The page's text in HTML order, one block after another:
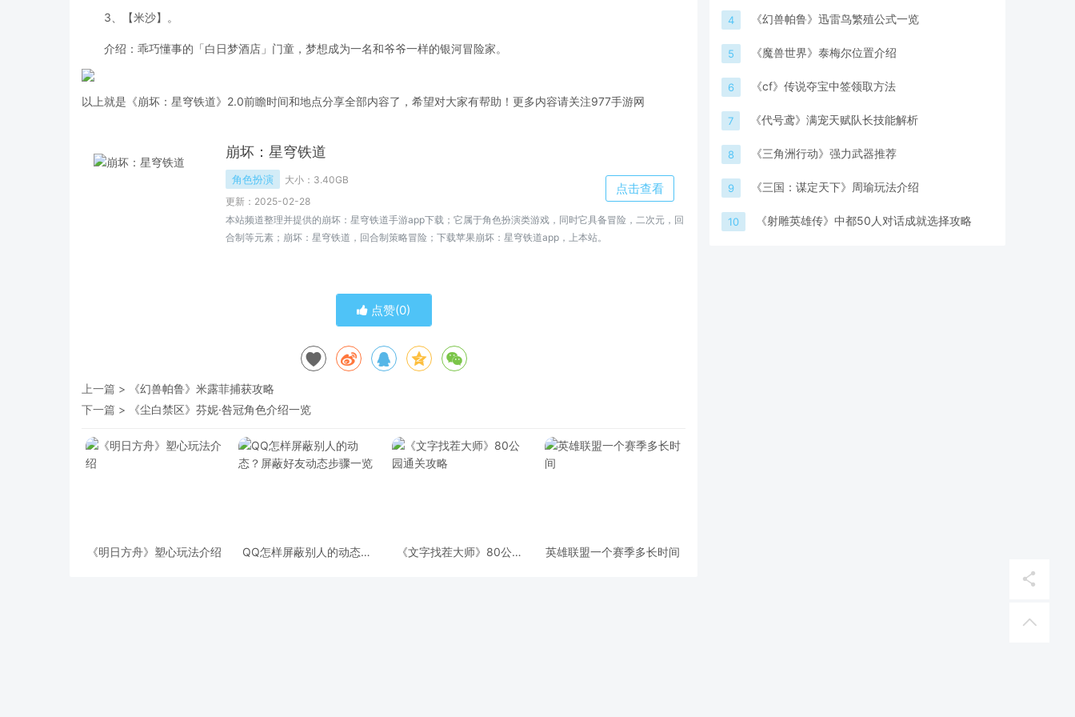
3、【米沙】。
介绍：乖巧懂事的「白日梦酒店」门童，梦想成为一名和爷爷一样的银河冒险家。
以上就是《崩坏：星穹铁道》2.0前瞻时间和地点分享全部内容了，希望对大家有帮助！更多内容请关注977手游网
崩坏：星穹铁道
角色扮演 大小： 3.40GB
更新：2025-02-28
点击查看
本站频道整理并提供的崩坏：星穹铁道手游app下载；它属于角色扮演类游戏，同时它具备冒险，二次元，回
合制等元素；崩坏：星穹铁道，回合制策略冒险；下载苹果崩坏：星穹铁道app，上本站。
点赞(0)
上一篇 >
《幻兽帕鲁》米露菲捕获攻略
下一篇 >
《尘白禁区》芬妮·咎冠角色介绍一览
《明日方舟》塑心玩法介绍
QQ怎样屏蔽别人的动态？
《文字找茬大师》80公园
英雄联盟一个赛季多长时间
4 《幻兽帕鲁》迅雷鸟繁殖公式一览
5 《魔兽世界》泰梅尔位置介绍
6 《cf》传说夺宝中签领取方法
7 《代号鸢》满宠天赋队长技能解析
8 《三角洲行动》强力武器推荐
9 《三国：谋定天下》周瑜玩法介绍
10 《射雕英雄传》中都50人对话成就选择攻略